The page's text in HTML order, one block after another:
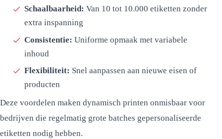
Schaalbaarheid: Van 10 tot 10.000 etiketten zonder
extra inspanning
Consistentie: Uniforme opmaak met variabele
inhoud
Flexibiliteit: Snel aanpassen aan nieuwe eisen of
producten
Deze voordelen maken dynamisch printen onmisbaar voor
bedrijven die regelmatig grote batches gepersonaliseerde
etiketten nodig hebben.